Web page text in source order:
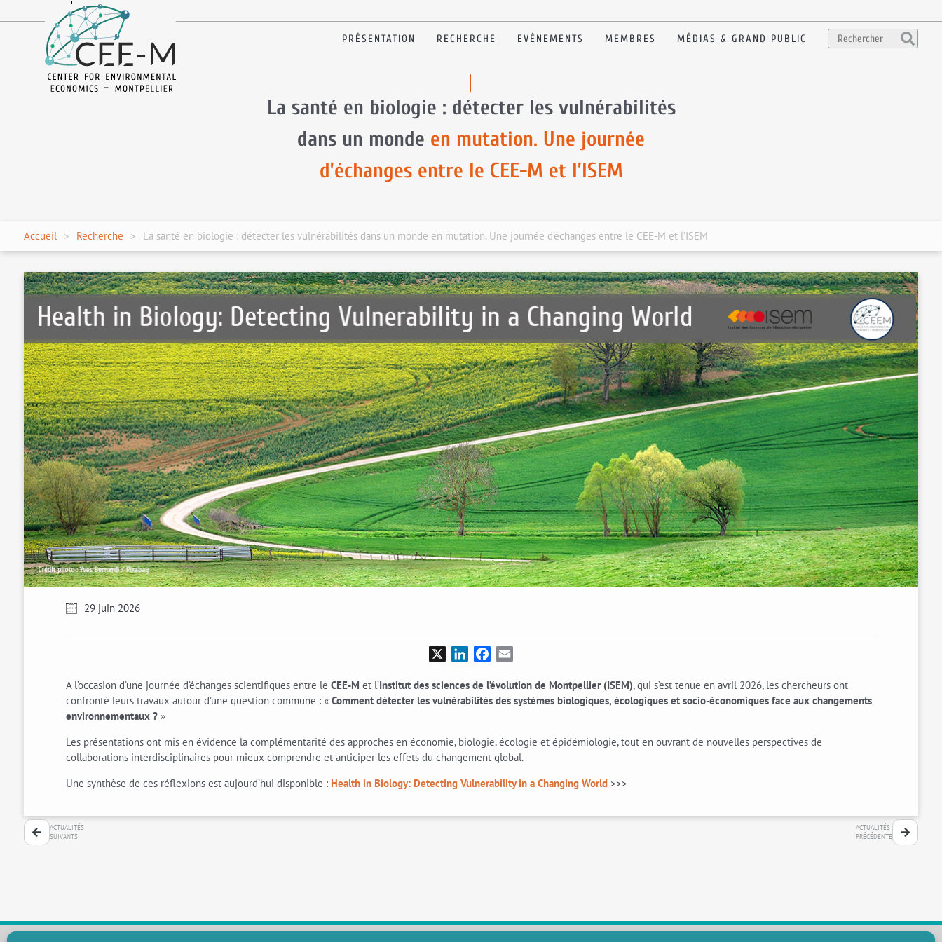
en
PRÉSENTATION RECHERCHE EVÉNEMENTS MEMBRES MÉDIAS & GRAND PUBLIC
La santé en biologie : détecter les vulnérabilités
dans un monde en mutation. Une journée
d’échanges entre le CEE-M et l’ISEM
Accueil Recherche La santé en biologie : détecter les vulnérabilités dans un monde en mutation. Une journée d’échanges entre le CEE-M et l’ISEM
29 juin 2026
LinkedInFacebook
A l’occasion d’une journée d’échanges scientifiques entre le CEE-M et l’Institut des sciences de l’évolution de Montpellier (ISEM), qui s’est tenue en avril 2026, les chercheurs ont
confronté leurs travaux autour d’une question commune : « Comment détecter les vulnérabilités des systèmes biologiques, écologiques et socio-économiques face aux changements
environnementaux ?»
Les présentations ont mis en évidence la complémentarité des approches en économie, biologie, écologie et épidémiologie, tout en ouvrant de nouvelles perspectives de
collaborations interdisciplinaires pour mieux comprendre et anticiper les effets du changement global.
Une synthèse de ces réflexions est aujourd’hui disponible : Health in Biology: Detecting Vulnerability in a Changing World >>>
ACTUALITÉS
SUIVANTS
ACTUALITÉS
PRÉCÉDENTE